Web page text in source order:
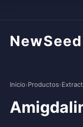
NewSeed
Inicio›Productos›